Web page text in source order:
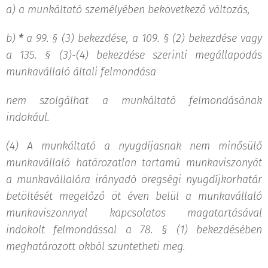
a) a munkáltató személyében bekövetkező változás,
b) * a 99. § (3) bekezdése, a 109. § (2) bekezdése vagy
a 135. § (3)-(4) bekezdése szerinti megállapodás
munkavállaló általi felmondása
nem szolgálhat a munkáltató felmondásának
indokául.
(4) A munkáltató a nyugdíjasnak nem minősülő
munkavállaló határozatlan tartamú munkaviszonyát
a munkavállalóra irányadó öregségi nyugdíjkorhatár
betöltését megelőző öt éven belül a munkavállaló
munkaviszonnyal kapcsolatos magatartásával
indokolt felmondással a 78. § (1) bekezdésében
meghatározott okból szüntetheti meg.